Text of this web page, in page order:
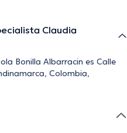
Claudia
Bonilla Albarracin es Calle
Colombia,